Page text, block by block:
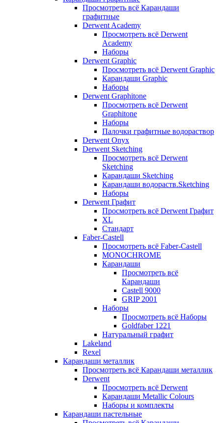
Просмотреть всё Карандаши
графитные
Derwent Academy
Просмотреть всё Derwent
Academy
Наборы
Derwent Graphic
Просмотреть всё Derwent Graphic
Карандаши Graphic
Наборы
Derwent Graphitone
Просмотреть всё Derwent
Graphitone
Наборы
Палочки графитные водораствор
Derwent Onyx
Derwent Sketching
Просмотреть всё Derwent
Sketching
Карандаши Sketching
Карандаши водораств.Sketching
Наборы
Derwent Графит
Просмотреть всё Derwent Графит
XL
Стандарт
Faber-Castell
Просмотреть всё Faber-Castell
MONOCHROME
Карандаши
Просмотреть всё
Карандаши
Castell 9000
GRIP 2001
Наборы
Просмотреть всё Наборы
Goldfaber 1221
Натуральный графит
Lakeland
Rexel
Карандаши металлик
Просмотреть всё Карандаши металлик
Derwent
Просмотреть всё Derwent
Карандаши Metallic Colours
Наборы и комплекты
Карандаши пастельные